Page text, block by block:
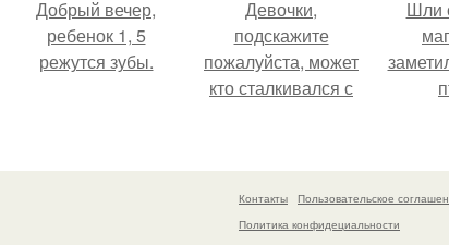
Добрый вечер,
ребенок 1, 5
режутся зубы.
Девочки,
подскажите
пожалуйста, может
кто сталкивался с
Шли
Контакты
Пользовательское
Политика конфидециальности